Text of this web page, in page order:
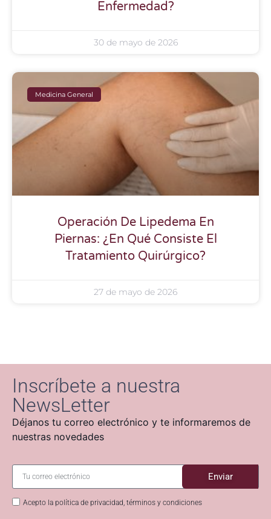
Enfermedad?
30 de mayo de 2026
Medicina General
Operación De Lipedema En
Piernas: ¿En Qué Consiste El
Tratamiento Quirúrgico?
27 de mayo de 2026
Inscríbete a nuestra
NewsLetter
Déjanos tu correo electrónico y te informaremos de
nuestras novedades
Acepto la política de privacidad, términos y condiciones
Enviar